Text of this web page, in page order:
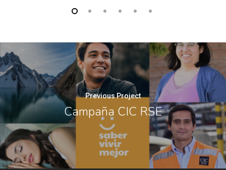
Previous Project
Campaña CIC RSE